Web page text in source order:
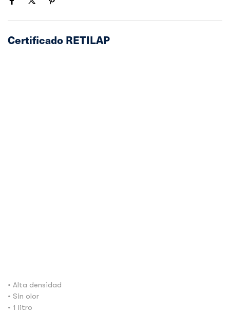
Certificado RETILAP
• Alta densidad
• Sin olor
• 1 litro